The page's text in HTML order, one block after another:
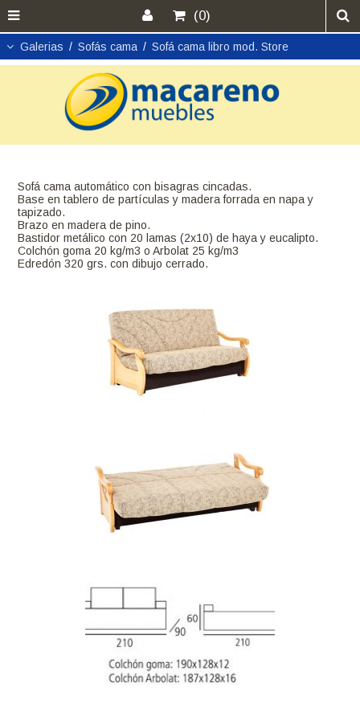
(0)
Galerias / Sofás cama / Sofá cama libro mod. Store
Sofá cama automático con bisagras cincadas.
Base en tablero de partículas y madera forrada en napa y
tapizado.
Brazo en madera de pino.
Bastidor metálico con 20 lamas (2x10) de haya y eucalipto.
Colchón goma 20 kg/m3 o Arbolat 25 kg/m3
Edredón 320 grs. con dibujo cerrado.